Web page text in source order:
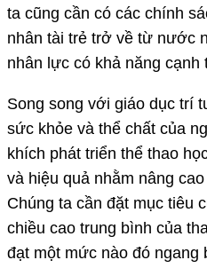
ta cũng cần có các chính
nhân tài trẻ trở về từ nước
nhân lực có khả năng cạnh
Song song với giáo dục trí
sức khỏe và thể chất của
khích phát triển thể thao
và hiệu quả nhằm nâng
Chúng ta cần đặt mục tiêu
chiều cao trung bình của
đạt một mức nào đó